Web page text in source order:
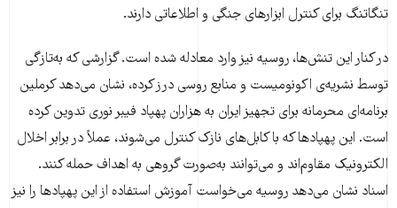
تنگاتنگ برای کنترل ابزارهای جنگی و اطلاعاتی دارند.
در کنار این تنش‌ها، روسیه نیز وارد معادله شده است. گزارشی که به‌تازگی
توسط نشریه‌ی اکونومیست و منابع روسی درز کرده، نشان می‌دهد کرملین
برنامه‌ای محرمانه برای تجهیز ایران به هزاران پهپاد فیبر نوری تدوین کرده
است. این پهپادها که با کابل‌های نازک کنترل می‌شوند، عملاً در برابر اخلال
الکترونیک مقاوم‌اند و می‌توانند به‌صورت گروهی به اهداف حمله کنند.
اسناد نشان می‌دهد روسیه می‌خواست آموزش استفاده از این پهپادها را نیز